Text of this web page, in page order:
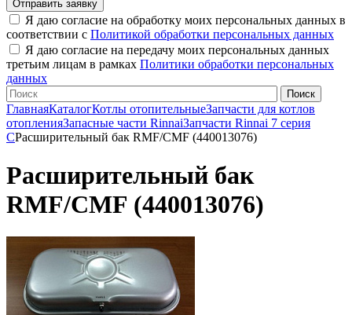
Я даю согласие на обработку моих персональных данных в
соответствии с Политикой обработки персональных данных
Я даю согласие на передачу моих персональных данных
третьим лицам в рамках Политики обработки персональных
данных
ГлавнаяКаталогКотлы отопительныеЗапчасти для котлов
отопленияЗапасные части RinnaiЗапчасти Rinnai 7 серия
CРасширительный бак RMF/CMF (440013076)
Расширительный бак
RMF/CMF (440013076)